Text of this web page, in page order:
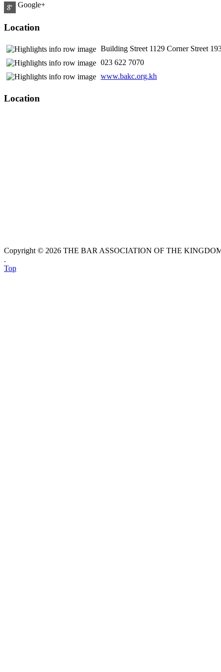
Google+
Location
Building Street 1129 Corner Street
​ 023 622 7070
www.bakc.org.kh
Location
Copyright © 2026 THE BAR ASSOCIATION OF THE
.
Top